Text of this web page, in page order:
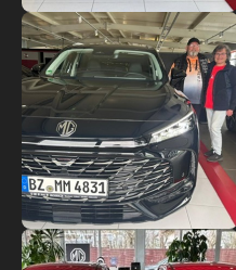
Show larger version
Show larger version